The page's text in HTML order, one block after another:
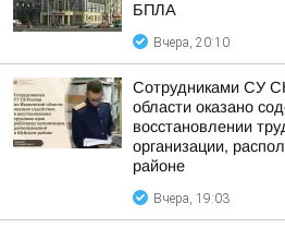
БПЛА
Вчера, 20:10
Сотрудниками СУ
области оказано
восстановлении
организации,
районе
Вчера, 19:03